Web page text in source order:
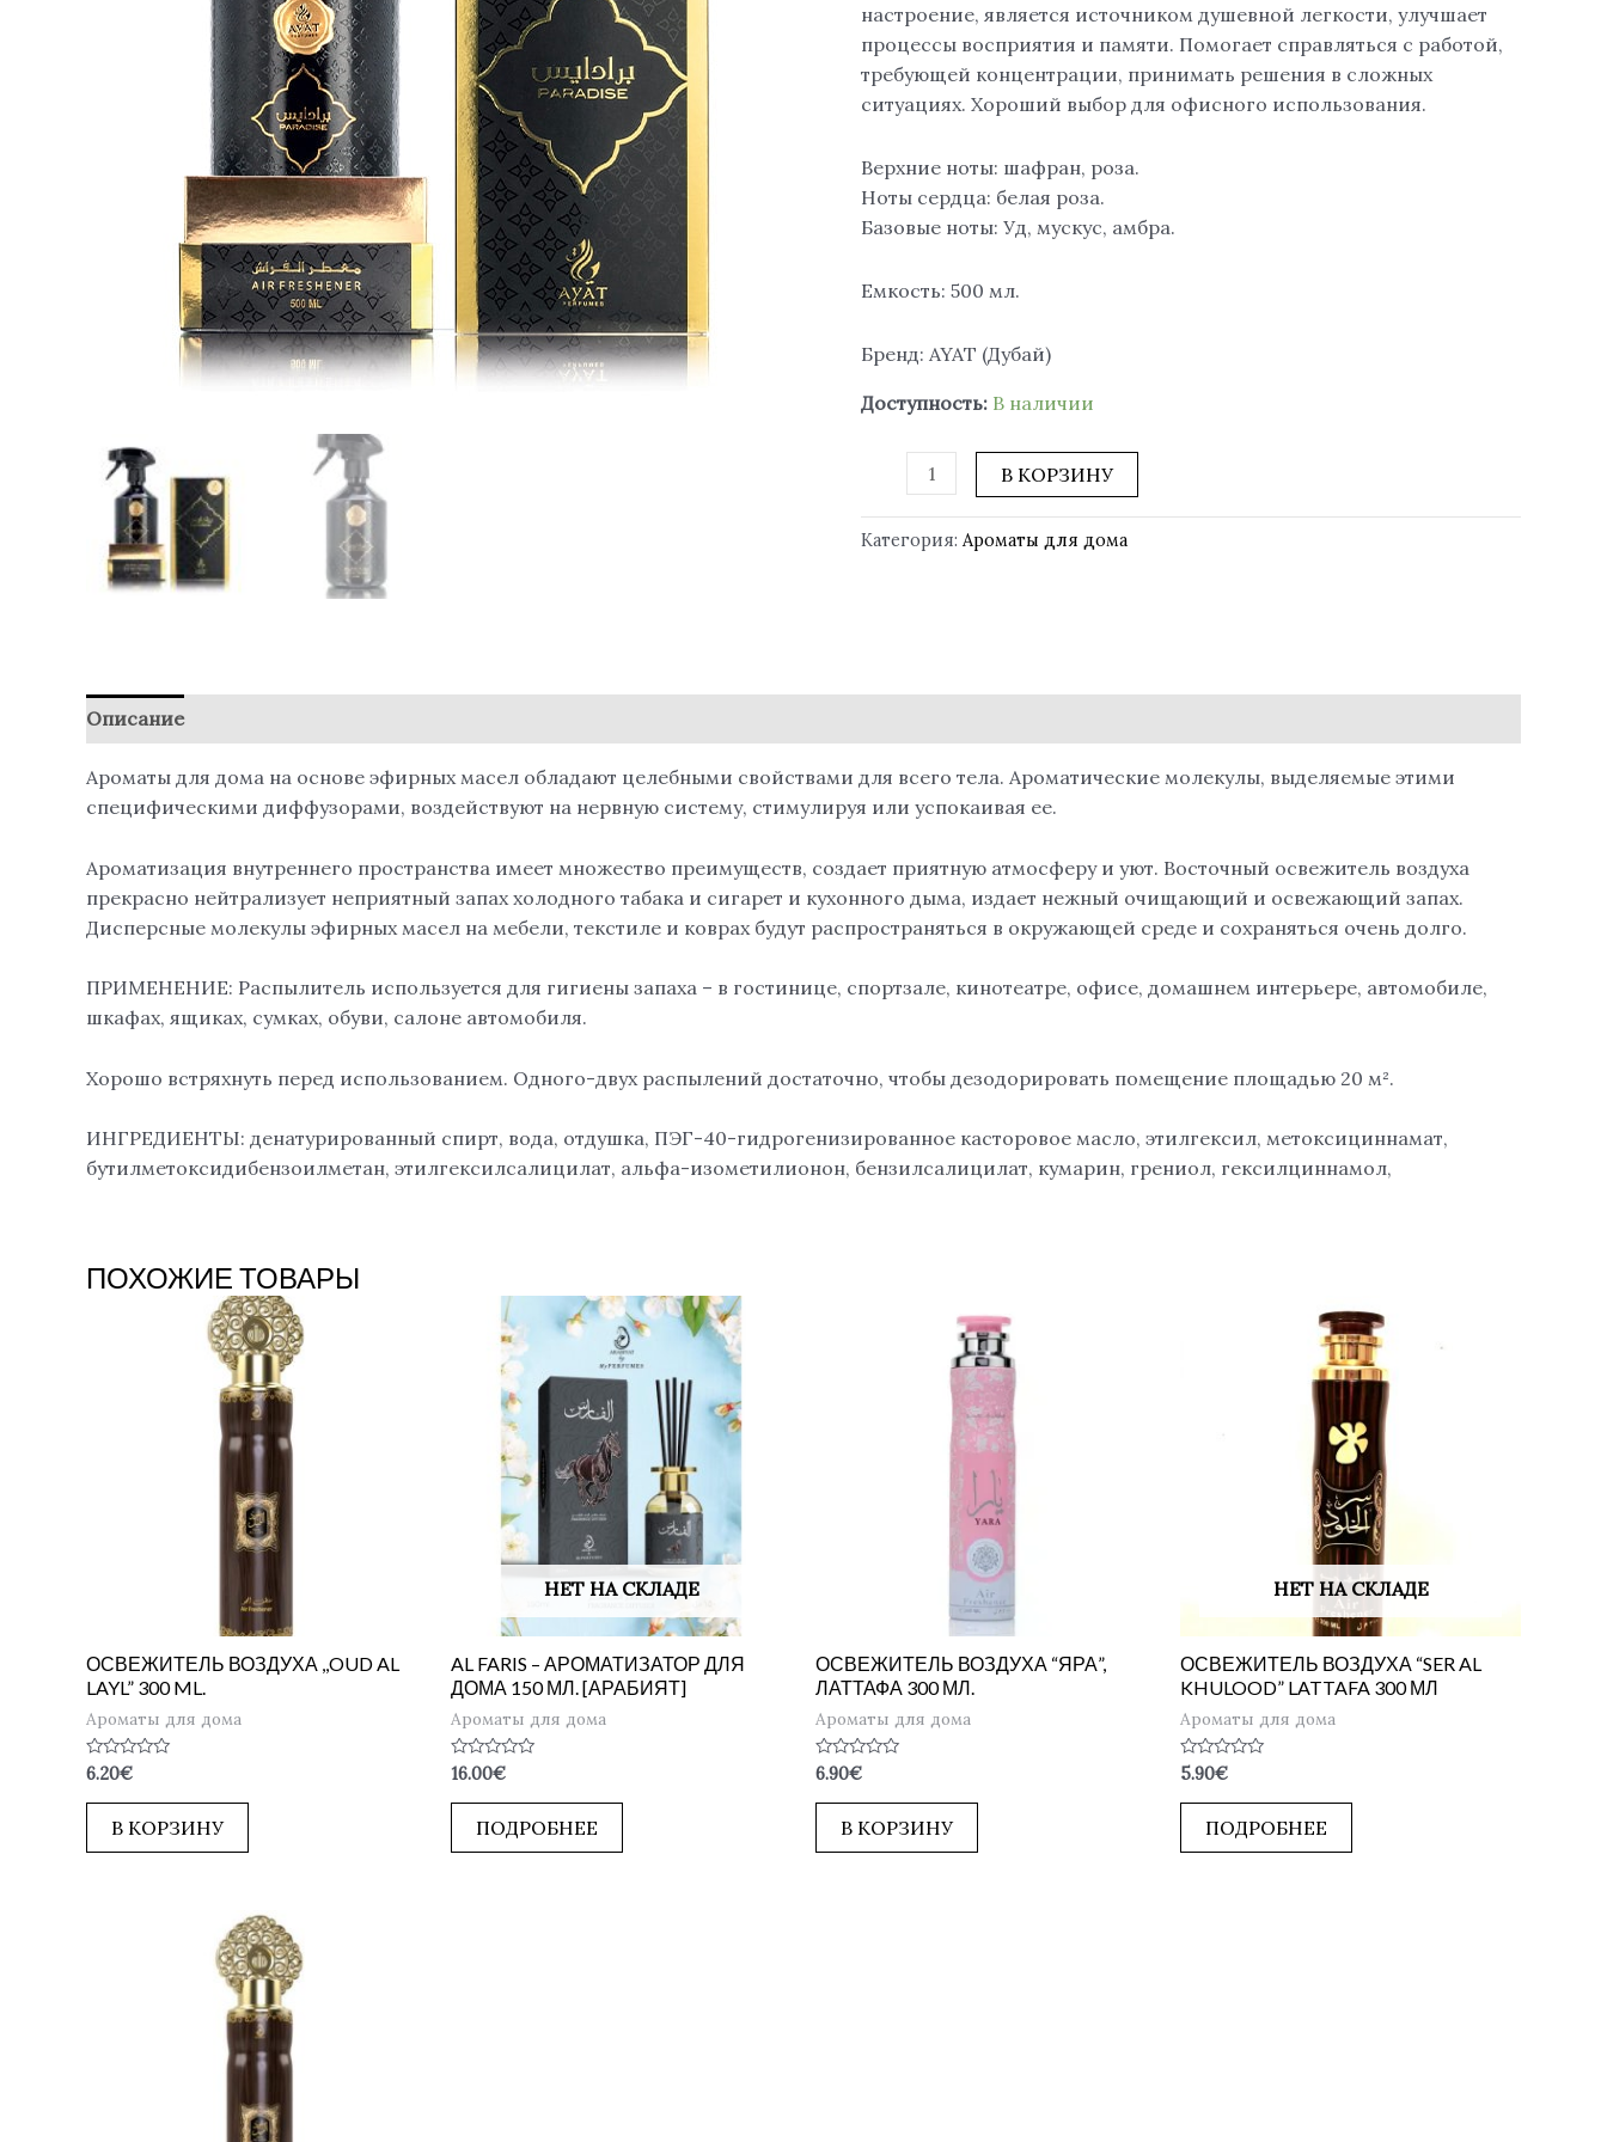
настроение, является источником душевной легкости, улучшает
процессы восприятия и памяти. Помогает справляться с работой,
требующей концентрации, принимать решения в сложных
ситуациях. Хороший выбор для офисного использования.
Верхние ноты: шафран, роза.
Ноты сердца: белая роза.
Базовые ноты: Уд, мускус, амбра.
Емкость: 500 мл.
Бренд: AYAT (Дубай)
Доступность: В наличии
мл.,
AYAT
В КОРЗИНУ
Категория: Ароматы для дома
Описание
Ароматы для дома на основе эфирных масел обладают целебными свойствами для всего тела. Ароматические молекулы, выделяемые этими
специфическими диффузорами, воздействуют на нервную систему, стимулируя или успокаивая ее.
Ароматизация внутреннего пространства имеет множество преимуществ, создает приятную атмосферу и уют. Восточный освежитель воздуха
прекрасно нейтрализует неприятный запах холодного табака и сигарет и кухонного дыма, издает нежный очищающий и освежающий запах.
Дисперсные молекулы эфирных масел на мебели, текстиле и коврах будут распространяться в окружающей среде и сохраняться очень долго.
ПРИМЕНЕНИЕ: Распылитель используется для гигиены запаха – в гостинице, спортзале, кинотеатре, офисе, домашнем интерьере, автомобиле,
шкафах, ящиках, сумках, обуви, салоне автомобиля.
Хорошо встряхнуть перед использованием. Одного-двух распылений достаточно, чтобы дезодорировать помещение площадью 20 м².
ИНГРЕДИЕНТЫ: денатурированный спирт, вода, отдушка, ПЭГ-40-гидрогенизированное касторовое масло, этилгексил, метоксициннамат,
бутилметоксидибензоилметан, этилгексилсалицилат, альфа-изометилионон, бензилсалицилат, кумарин, грениол, гексилциннамол,
ПОХОЖИЕ ТОВАРЫ
ОСВЕЖИТЕЛЬ ВОЗДУХА ,,OUD AL
LAYL” 300 ML.
Ароматы для дома
Оценка
0
из
6.20€
В КОРЗИНУ
НЕТ НА СКЛАДЕ
AL FARIS – АРОМАТИЗАТОР ДЛЯ
ДОМА 150 МЛ. [АРАБИЯТ]
Ароматы для дома
Оценка
0
из
16.00€
ПОДРОБНЕЕ
ОСВЕЖИТЕЛЬ ВОЗДУХА “ЯРА”,
ЛАТТАФА 300 МЛ.
Ароматы для дома
Оценка
0
из
6.90€
В КОРЗИНУ
НЕТ НА СКЛАДЕ
ОСВЕЖИТЕЛЬ ВОЗДУХА “SER AL
KHULOOD” LATTAFA 300 МЛ
Ароматы для дома
Оценка
0
из
5.90€
ПОДРОБНЕЕ